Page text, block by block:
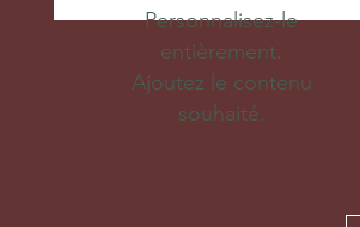
Personnalisez-le
entièrement.
Ajoutez le contenu
souhaité.